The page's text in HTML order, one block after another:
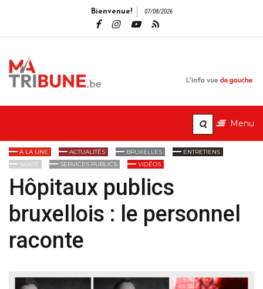
Bienvenue! 07/08/2026
Menu
À LA UNE ACTUALITÉS BRUXELLES
ENTRETIENS
SANTÉ
SERVICES PUBLICS VIDÉOS
Hôpitaux publics
bruxellois : le personnel
raconte